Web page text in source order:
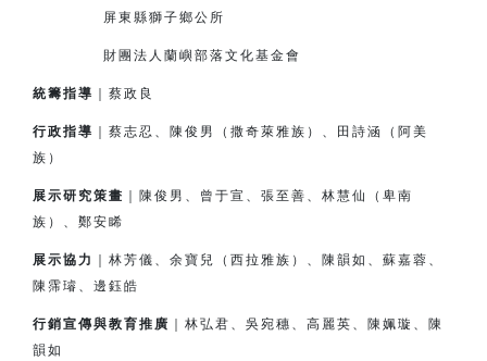
屏東縣獅子鄉公所
財團法人蘭嶼部落文化基金會
統籌指導 ｜蔡政良
行政指導
｜蔡志忍、陳俊男（撒奇萊雅族）、田詩涵（阿美
族）
展示研究策畫
｜陳俊男、曾于宣、張至善、林慧仙（卑南
族）、鄭安睎
展示協力
｜林芳儀、余寶兒（西拉雅族）、陳韻如、蘇嘉蓉、
陳霈璿、邊鈺皓
行銷宣傳與教育推廣
｜林弘君、吳宛穗、高麗英、陳姵璇、陳
韻如